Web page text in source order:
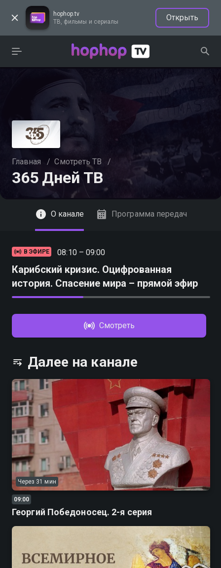
hophop.tv
ТВ, фильмы и сериалы
Открыть
Главная / Смотреть ТВ /
365 Дней ТВ
Смотреть
О канале Программа передач
В ЭФИРЕ 08:10 – 09:00
Карибский кризис. Оцифрованная
история. Спасение мира – прямой эфир
Смотреть
Далее на канале
Через 31 мин
09:00
Георгий Победоносец. 2-я серия